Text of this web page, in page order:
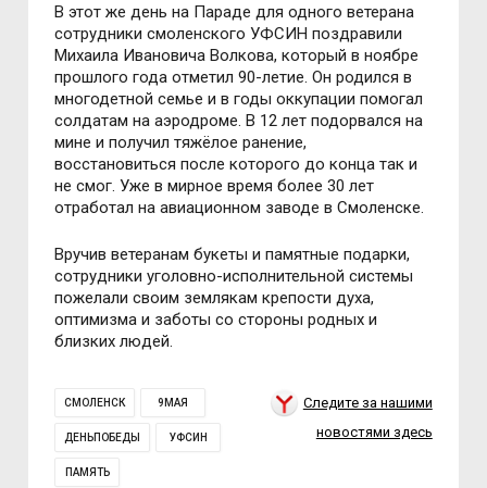
В этот же день на Параде для одного ветерана
сотрудники смоленского УФСИН поздравили
Михаила Ивановича Волкова, который в ноябре
прошлого года отметил 90-летие. Он родился в
многодетной семье и в годы оккупации помогал
солдатам на аэродроме. В 12 лет подорвался на
мине и получил тяжёлое ранение,
восстановиться после которого до конца так и
не смог. Уже в мирное время более 30 лет
отработал на авиационном заводе в Смоленске.
Вручив ветеранам букеты и памятные подарки,
сотрудники уголовно-исполнительной системы
пожелали своим землякам крепости духа,
оптимизма и заботы со стороны родных и
близких людей.
СМОЛЕНСК 9МАЯ
ДЕНЬПОБЕДЫ УФСИН
ПАМЯТЬ
Следите за нашими
новостями здесь